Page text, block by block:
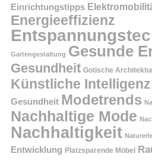
Einrichtungstipps
Energieeffizienz
Gartengestaltung Gesunde
Gesundheit Gotische
Künstliche Intelligenz
Gesundheit Modetrends
Nachhaltige Mode
Nachhaltigkeit
Entwicklung Platzsparende Möbel